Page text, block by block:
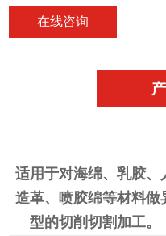
在线咨询
适用于对海绵、乳胶、
造革、喷胶绵等材料做
型的切削切割加工。